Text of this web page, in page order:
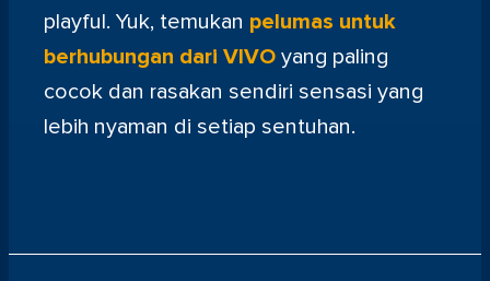
playful. Yuk, temukan pelumas untuk
berhubungan dari VIVO yang paling
cocok dan rasakan sendiri sensasi yang
lebih nyaman di setiap sentuhan.